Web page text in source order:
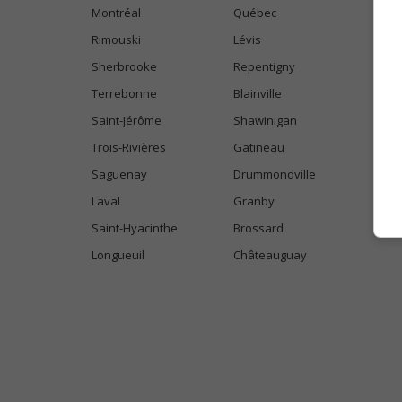
Montréal
Québec
Rimouski
Lévis
Sherbrooke
Repentigny
Terrebonne
Blainville
Saint-Jérôme
Shawinigan
Trois-Rivières
Gatineau
Saguenay
Drummondville
Laval
Granby
Saint-Hyacinthe
Brossard
Longueuil
Châteauguay